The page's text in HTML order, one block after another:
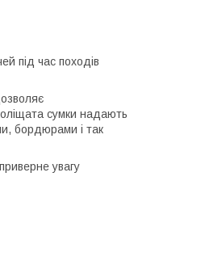
під час походів
сумки надають
бордюрами і так
увагу